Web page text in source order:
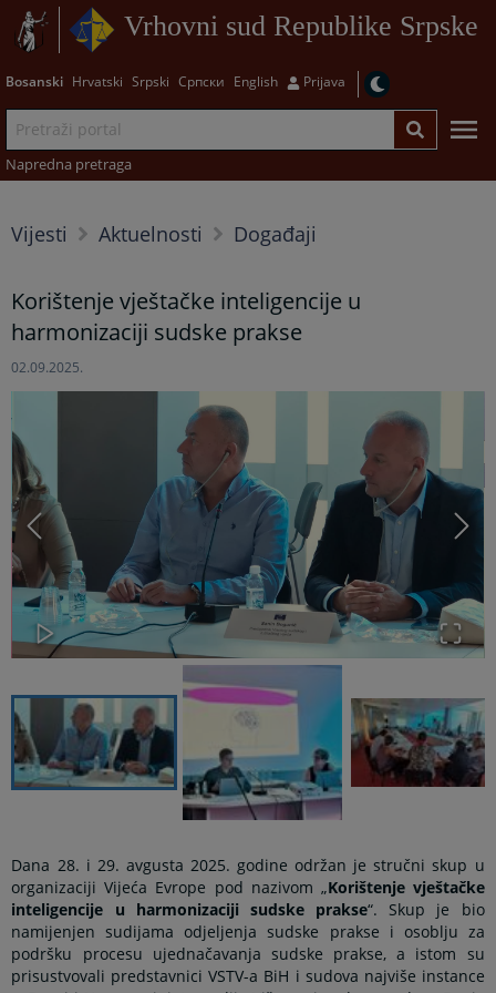
Vrhovni sud Republike Srpske
Bosanski Hrvatski Srpski Српски English Prijava
Napredna pretraga
Vijesti Aktuelnosti Događaji
Korištenje vještačke inteligencije u
harmonizaciji sudske prakse
02.09.2025.
Dana 28. i 29. avgusta 2025. godine održan je stručni skup u
organizaciji Vijeća Evrope pod nazivom „Korištenje vještačke
inteligencije u harmonizaciji sudske prakse“. Skup je bio
namijenjen sudijama odjeljenja sudske prakse i osoblju za
podršku procesu ujednačavanja sudske prakse, a istom su
prisustvovali predstavnici VSTV-a BiH i sudova najviše instance